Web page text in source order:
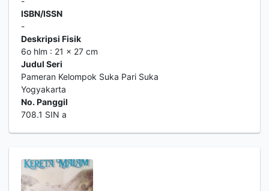
ISBN/ISSN
-
Deskripsi Fisik
6o hlm : 21 x 27 cm
Judul Seri
Pameran Kelompok Suka Pari Suka
Yogyakarta
No. Panggil
708.1 SIN a